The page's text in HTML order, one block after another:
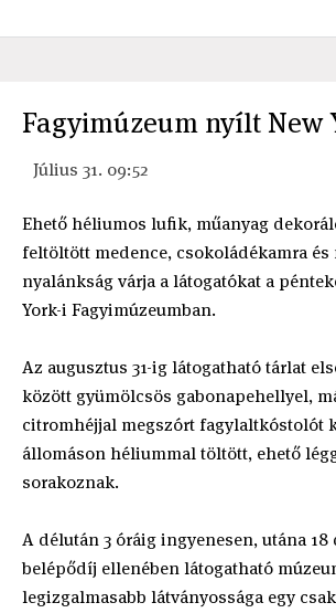
Fagyimúzeum nyílt New
Július 31. 09:52
Ehető héliumos lufik, műanyag
feltöltött medence, csokoládékamra
nyalánkság várja a látogatókat a
York-i Fagyimúzeumban.
Az augusztus 31-ig látogatható tárlat
között gyümölcsös gabonapehellyel,
citromhéjjal megszórt fagylaltkóstolót
állomáson héliummal töltött, ehető
sorakoznak.
A délután 3 óráig ingyenesen, utána 18
belépődíj ellenében látogatható
legizgalmasabb látványossága egy